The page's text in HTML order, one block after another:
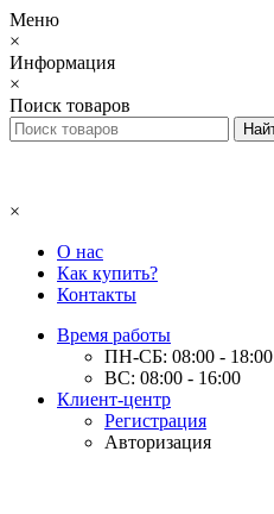
Меню
×
Информация
×
Поиск товаров
×
О нас
Как купить?
Контакты
Время работы
ПН-СБ: 08:00 - 18:00
ВС: 08:00 - 16:00
Клиент-центр
Регистрация
Авторизация